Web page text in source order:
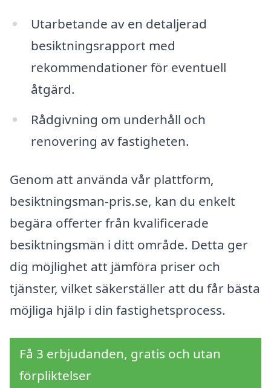
Utarbetande av en detaljerad
besiktningsrapport med
rekommendationer för eventuell
åtgärd.
Rådgivning om underhåll och
renovering av fastigheten.
Genom att använda vår plattform,
besiktningsman-pris.se, kan du enkelt
begära offerter från kvalificerade
besiktningsmän i ditt område. Detta ger
dig möjlighet att jämföra priser och
tjänster, vilket säkerställer att du får bästa
möjliga hjälp i din fastighetsprocess.
Få 3 erbjudanden, gratis och utan
förpliktelser